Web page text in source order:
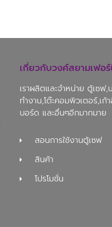
เกี่ยวกับวงศ์สยามเฟอร์
เราผลิตและจำหน่าย ตู้เซฟ,
ทำงาน,โต๊ะคอมพิวเตอร์,เก้
บอร์ด และอื่นๆอีกมากมาย
สอนการใช้งานตู้เซฟ
สินค้า
โปรโมชั่น